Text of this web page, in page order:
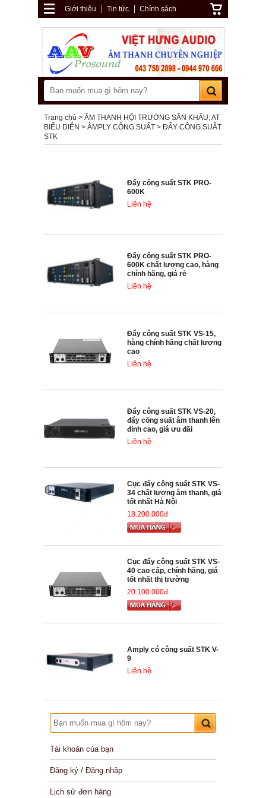
Giới thiệu Tin tức Chính sách
Trang chủ
ÂM THANH HỘI TRƯỜNG SÂN KHẤU, AT
BIỂU DIỄN
ÂMPLY CÔNG SUẤT
ĐẨY CÔNG SUÂT
STK
Đẩy công suất STK PRO-
600K
Liên hệ
Đẩy công suất STK PRO-
600K chất lượng cao, hàng
chính hãng, giá rẻ
Liên hệ
Đẩy công suất STK VS-15,
hàng chính hãng chất lượng
cao
Liên hệ
Đẩy công suất STK VS-20,
đẩy cồng suất âm thanh lên
đỉnh cao, giá ưu đãi
Liên hệ
Cục đẩy công suất STK VS-
34 chất lượng âm thanh, giá
tốt nhất Hà Nội
18.200.000đ
Cục đẩy công suất STK VS-
40 cao cấp, chính hãng, giá
tốt nhất thị trường
20.100.000đ
Amply có công suất STK V-
9
Liên hệ
Tài khoản của bạn
Đăng ký / Đăng nhập
Lịch sử đơn hàng